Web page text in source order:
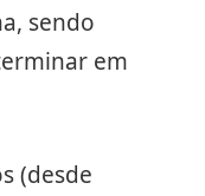
sendo
em
(desde